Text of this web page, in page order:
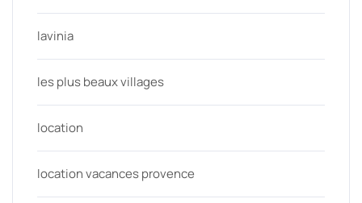
lavinia
les plus beaux villages
location
location vacances provence